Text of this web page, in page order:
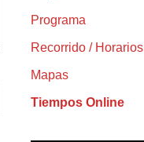
Programa
Recorrido / Horarios
Mapas
Tiempos Online